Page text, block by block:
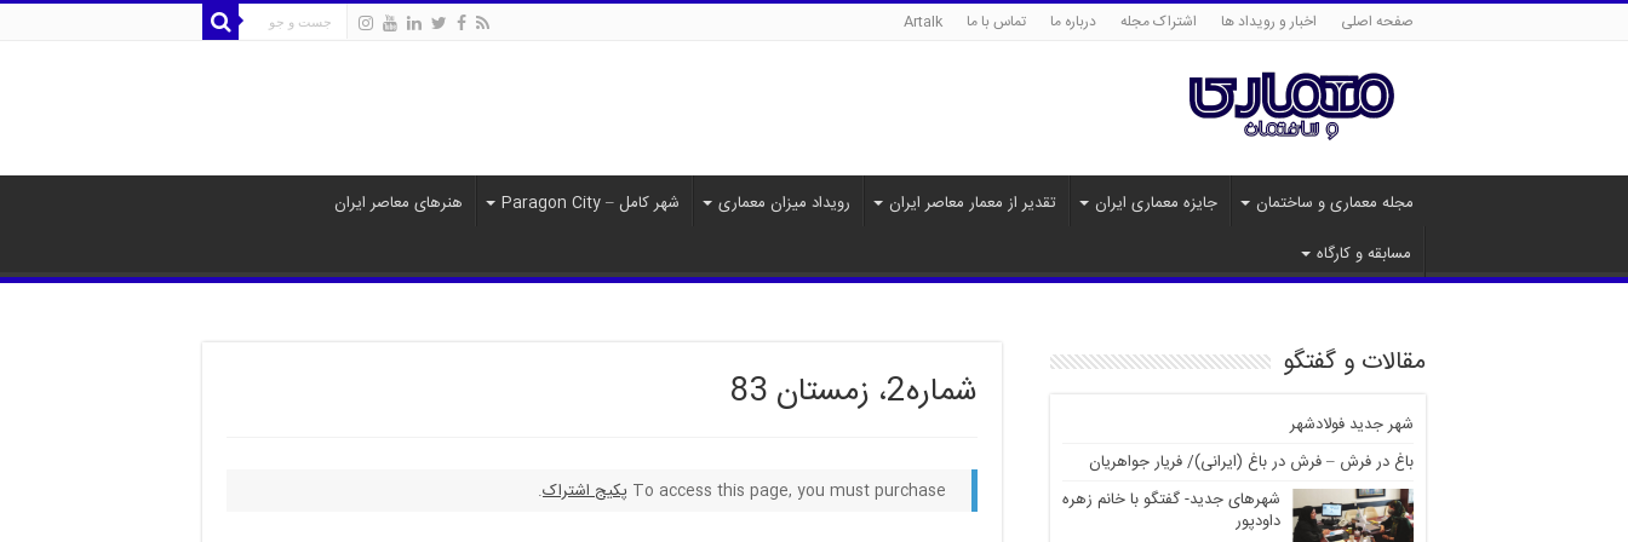
صفحه اصلی اخبار و رویداد ها اشتراک مجله درباره ما تماس با ما Artalk
مجله معماری و ساختمان جایزه معماری ایران تقدیر از معمار معاصر ایران رویداد میزان معماری شهر کامل – Paragon City
هنرهای معاصر ایران
مسابقه و کارگاه
شماره2، زمستان 83
To access this page, you must purchase پکیج اشتراک.
مقالات و گفتگو
شهر جدید فولادشهر
باغ در فرش – فرش در باغ (ایرانی)/ فریار جواهریان
شهرهای جدید- گفتگو با خانم زهره
داودپور